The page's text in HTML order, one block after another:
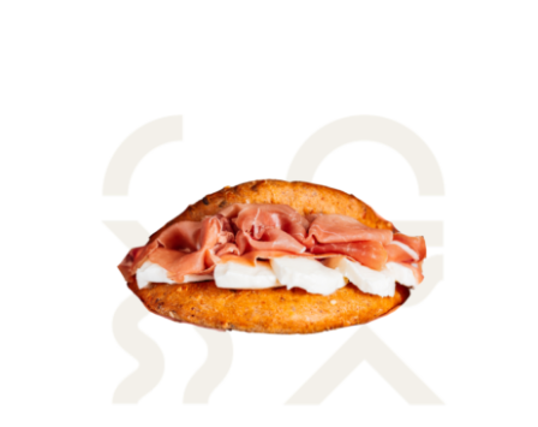
AGGIUNGI AL CARRELLO
/
DETTAGLI